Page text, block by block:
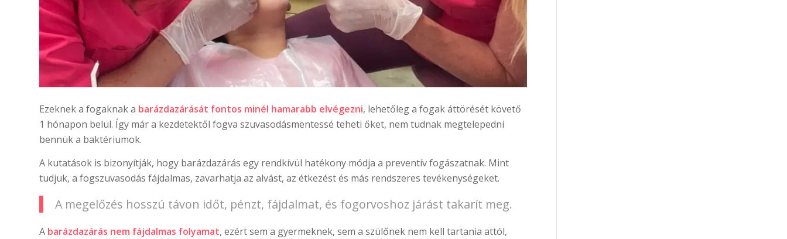
Ezeknek a fogaknak a barázdazárását fontos minél hamarabb elvégezni, lehetőleg a fogak áttörését követő
1 hónapon belül. Így már a kezdetektől fogva szuvasodásmentessé teheti őket, nem tudnak megtelepedni
bennük a baktériumok.
A kutatások is bizonyítják, hogy barázdazárás egy rendkívül hatékony módja a preventív fogászatnak. Mint
tudjuk, a fogszuvasodás fájdalmas, zavarhatja az alvást, az étkezést és más rendszeres tevékenységeket.
A megelőzés hosszú távon időt, pénzt, fájdalmat, és fogorvoshoz járást takarít meg.
A barázdazárás nem fájdalmas folyamat, ezért sem a gyermeknek, sem a szülőnek nem kell tartania attól,